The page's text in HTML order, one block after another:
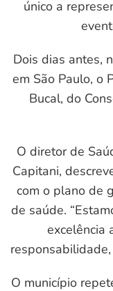
único a
Dois dias antes,
em São Paulo, o
Bucal, do
O diretor de
Capitani,
com o plano de
de saúde.
excelência
responsabilidade,
O município